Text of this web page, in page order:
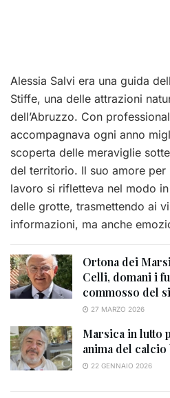
Alessia Salvi era una guida
Stiffe, una delle attrazioni
dell’Abruzzo. Con
accompagnava ogni anno
scoperta delle meraviglie
del territorio. Il suo amore per
lavoro si rifletteva nel modo
delle grotte, trasmettendo ai
informazioni, ma anche
Ortona dei
Celli, domani i
commosso del
27 MARZO 2026
Marsica in lutto
anima del calcio
22 GENNAIO 2026